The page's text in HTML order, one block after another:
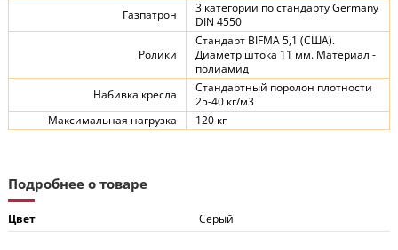
Газпатрон
3 категории по стандарту Germany
DIN 4550
Ролики
Стандарт BIFMA 5,1 (США).
Диаметр штока 11 мм. Материал -
полиамид
Набивка кресла
Стандартный поролон плотности
25-40 кг/м3
Максимальная нагрузка
120 кг
Подробнее о товаре
Цвет Серый